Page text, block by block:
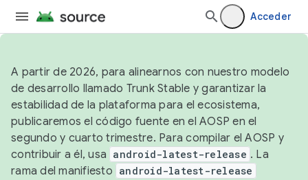
Acceder
A partir de 2026, para alinearnos con nuestro modelo
de desarrollo llamado Trunk Stable y garantizar la
estabilidad de la plataforma para el ecosistema,
publicaremos el código fuente en el AOSP en el
segundo y cuarto trimestre. Para compilar el AOSP y
contribuir a él, usa android-latest-release . La
rama del manifiesto android-latest-release